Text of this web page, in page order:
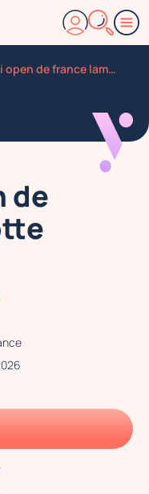
Generali open de france lamotte beuvron
de